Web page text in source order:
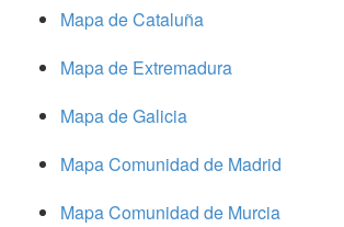
Mapa de Cataluña
Mapa de Extremadura
Mapa de Galicia
Mapa Comunidad de Madrid
Mapa Comunidad de Murcia